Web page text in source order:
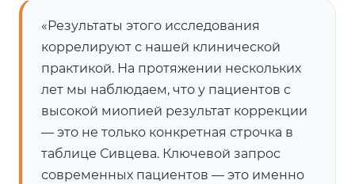
«Результаты этого исследования
коррелируют с нашей клинической
практикой. На протяжении нескольких
лет мы наблюдаем, что у пациентов с
высокой миопией результат коррекции
— это не только конкретная строчка в
таблице Сивцева. Ключевой запрос
современных пациентов — это именно